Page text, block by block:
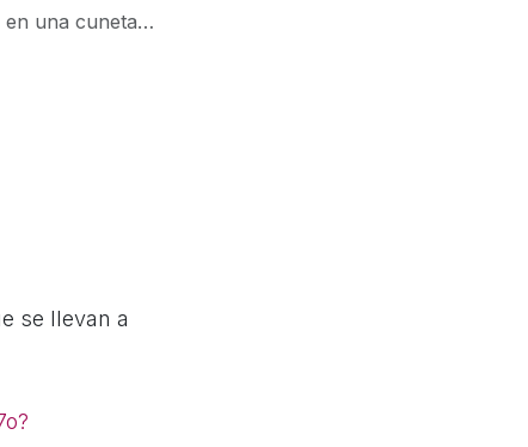
estético en Colombia
se llevan a